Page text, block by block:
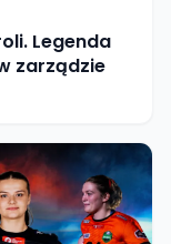
Legenda
zarządzie